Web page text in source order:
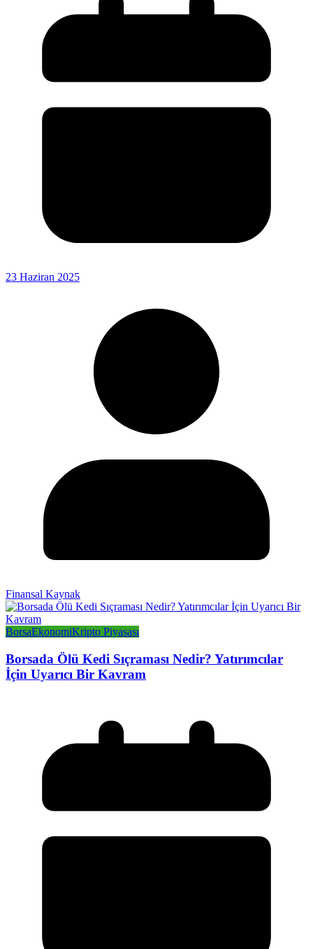
23 Haziran 2025
Finansal Kaynak
BorsaEkonomiKripto Piyasası
Borsada Ölü Kedi Sıçraması Nedir? Yatırımcılar
İçin Uyarıcı Bir Kavram